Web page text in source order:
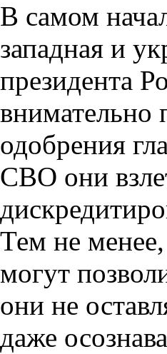
В самом
западная и
президента
внимательно
одобрения
СВО они
Тем не
могут
они не
даже